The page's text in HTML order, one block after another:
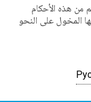
من هذه الأحكام
المخول على النحو